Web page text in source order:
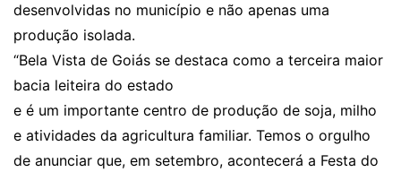
desenvolvidas no município e não apenas uma
produção isolada.
“Bela Vista de Goiás se destaca como a terceira maior
bacia leiteira do estado
e é um importante centro de produção de soja, milho
e atividades da agricultura familiar. Temos o orgulho
de anunciar que, em setembro, acontecerá a Festa do